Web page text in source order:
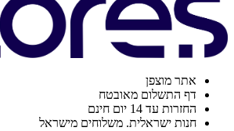
אתר מוצפן
דף התשלום מאובטח
החזרות עד 14 יום חינם
חנות ישראלית. משלוחים מישראל